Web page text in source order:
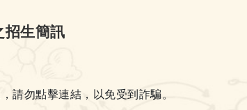
招生簡訊
請勿點擊連結，以免受到詐騙。